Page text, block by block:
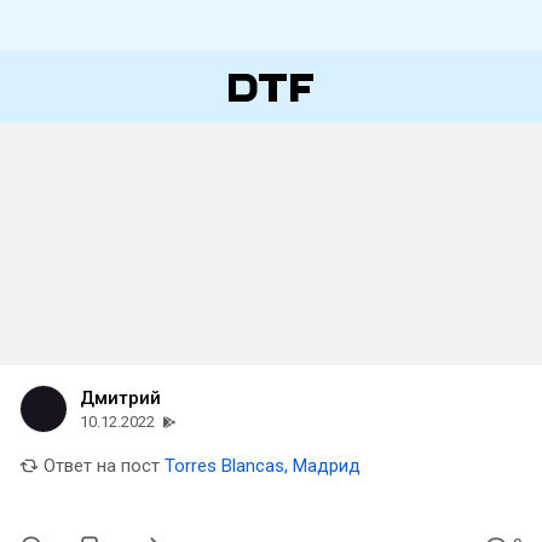
Дмитрий
10.12.2022
Ответ на пост Torres Blancas, Мадрид